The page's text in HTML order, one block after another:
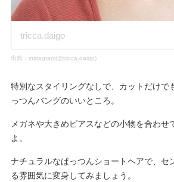
tricca.daigo
出典： instagram(@tricca.daigo)
特別なスタイリングなしで、カットだけで
っつんバングのいいところ。
メガネや大きめピアスなどの小物を合わせ
よ。
ナチュラルなぱっつんショートヘアで、セ
る雰囲気に変身してみましょう。